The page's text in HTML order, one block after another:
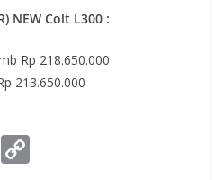
NEW Colt L300 :
Rp 218.650.000
213.650.000
Pi